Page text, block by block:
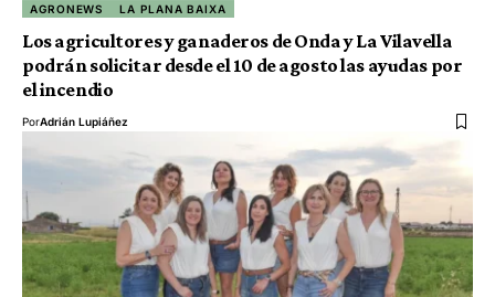
AGRONEWS LA PLANA BAIXA
Los agricultores y ganaderos de Onda y La Vilavella
podrán solicitar desde el 10 de agosto las ayudas por
el incendio
PorAdrián Lupiáñez